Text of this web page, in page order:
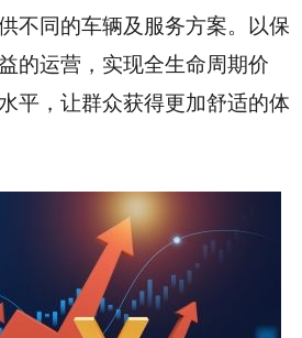
不同的车辆及服务方案。以保
的运营，实现全生命周期价
平 ，让群众获得更加舒适的体